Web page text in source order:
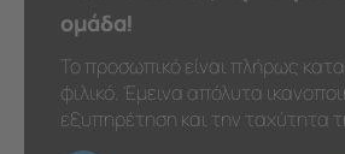
ομάδα!
Το προσωπικό είναι πλήρως
φιλικό. Έμεινα απόλυτα
εξυπηρέτηση και την ταχύτητα